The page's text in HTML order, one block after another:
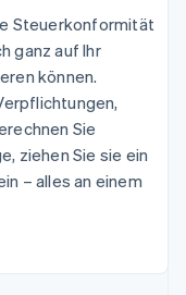
Steuerkonformität
ganz auf Ihr
können.
Sie
ziehen Sie sie ein
– alles an einem